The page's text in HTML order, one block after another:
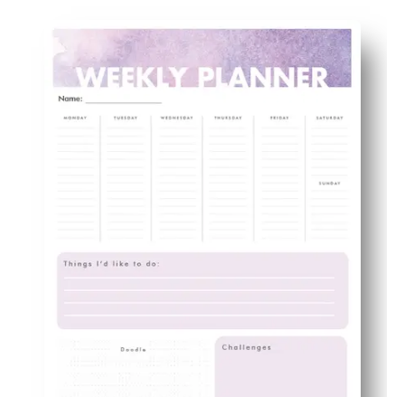
Das Print-and-Go-Layout spart Einrichtungszeit —
Übersichtliche Spalten sorgen dafür, dass die ganze
Kinderfreundliche Bereiche für Aufgaben und
Undatiert und wiederverwendbar — Laminat zum